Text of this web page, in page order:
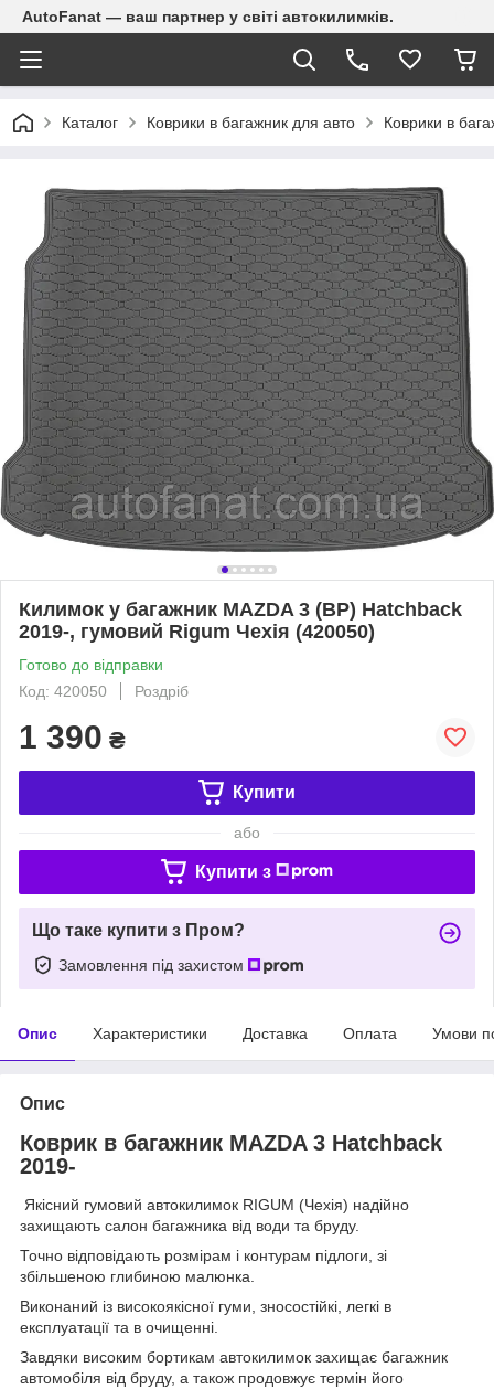
AutoFanat — ваш партнер у світі автокилимків.
Каталог Коврики в багажник для авто Коврики в
Килимок у багажник MAZDA 3 (BP) Hatchback
2019-, гумовий Rigum Чехія (420050)
Готово до відправки
Код: 420050
Роздріб
1 390 ₴
Купити
або
Купити з
Що таке купити з Пром?
Замовлення під захистом
Опис Характеристики Доставка Оплата Умови
Опис
Коврик в багажник MAZDA 3 Hatchback
2019-
Якісний гумовий автокилимок RIGUM (Чехія) надійно
захищають салон багажника від води та бруду.
Точно відповідають розмірам і контурам підлоги, зі
збільшеною глибиною малюнка.
Виконаний із високоякісної гуми, зносостійкі, легкі в
експлуатації та в очищенні.
Завдяки високим бортикам автокилимок захищає багажник
автомобіля від бруду, а також продовжує термін його